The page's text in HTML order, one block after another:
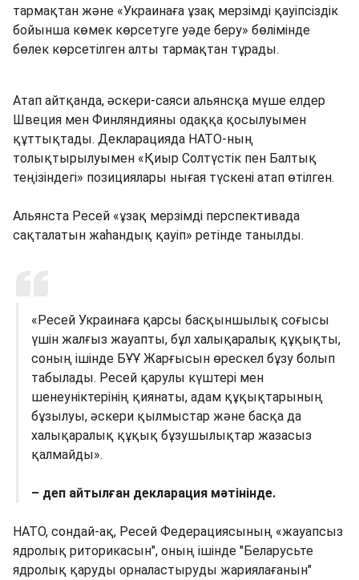
тармақтан және «Украинаға ұзақ мерзімді қауіпсіздік
бойынша көмек көрсетуге уәде беру» бөлімінде
бөлек көрсетілген алты тармақтан тұрады.
Атап айтқанда, әскери-саяси альянсқа мүше елдер
Швеция мен Финляндияны одаққа қосылуымен
құттықтады. Декларацияда НАТО-ның
толықтырылуымен «Қиыр Солтүстік пен Балтық
теңізіндегі» позициялары нығая түскені атап өтілген.
Альянста Ресей «ұзақ мерзімді перспективада
сақталатын жаһандық қауіп» ретінде танылды.
«Ресей Украинаға қарсы басқыншылық соғысы
үшін жалғыз жауапты, бұл халықаралық құқықты,
соның ішінде БҰҰ Жарғысын өрескел бұзу болып
табылады. Ресей қарулы күштері мен
шенеуніктерінің қиянаты, адам құқықтарының
бұзылуы, әскери қылмыстар және басқа да
халықаралық құқық бұзушылықтар жазасыз
қалмайды».
– деп айтылған декларация мәтінінде.
НАТО, сондай-ақ, Ресей Федерациясының «жауапсыз
ядролық риторикасын", оның ішінде "Беларусьте
ядролық қаруды орналастыруды жариялағанын"